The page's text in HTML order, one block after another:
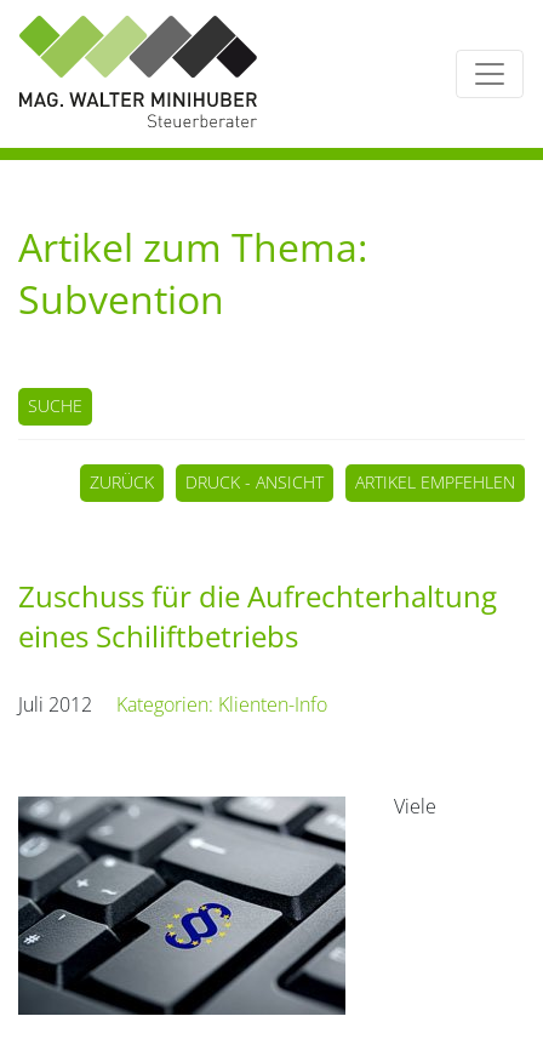
Artikel zum Thema:
Subvention
SUCHE
ZURÜCK DRUCK - ANSICHT ARTIKEL EMPFEHLEN
Zuschuss für die Aufrechterhaltung
eines Schiliftbetriebs
Juli 2012 Kategorien: Klienten-Info
Viele